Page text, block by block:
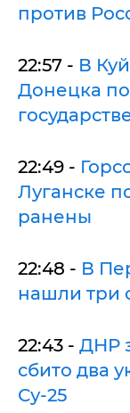
против
22:57 - В
Донецка
22:49 -
Луганске
ранены
22:48 - В
нашли три
22:43 - ДНР
сбито два
Су-25